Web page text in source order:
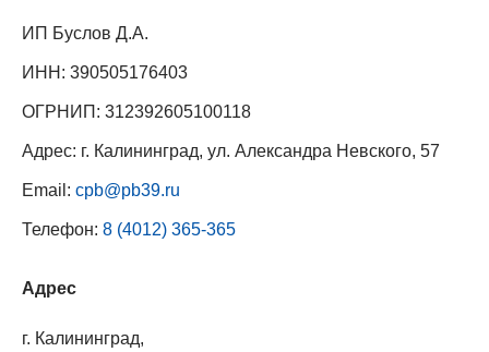
ИП Буслов Д.А.
ИНН: 390505176403
ОГРНИП: 312392605100118
Адрес: г. Калининград, ул. Александра Невского, 57
Email: cpb@pb39.ru
Телефон: 8 (4012) 365-365
Адрес
г. Калининград,